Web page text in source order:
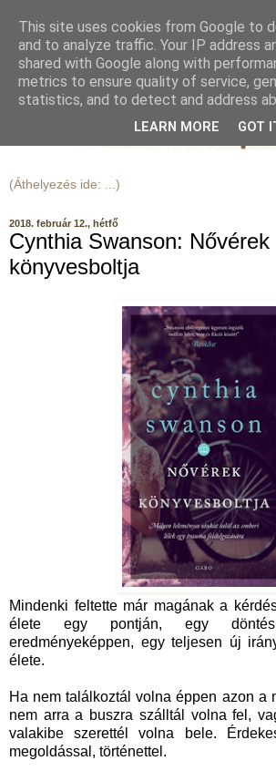
2018. február 12., hétfő
Cynthia Swanson: Nővérek
könyvesboltja
Mindenki feltette már magának a
élete egy pontján, egy
eredményeképpen, egy teljesen új
élete.
Ha nem találkoztál volna éppen azon a
nem arra a buszra szálltál volna fel,
valakibe szerettél volna bele.
megoldással, történettel.
This site uses cookies from Google to
and to analyze traffic. Your IP address
shared with Google along with
metrics to ensure quality of service,
statistics, and to detect and address
LEARN MORE GOT